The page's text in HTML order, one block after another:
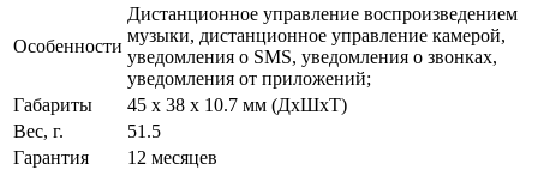
Особенности
Дистанционное управление воспроизведением
музыки, дистанционное управление камерой,
уведомления о SMS, уведомления о звонках,
уведомления от приложений;
Габариты
45 х 38 х 10.7 мм (ДхШхТ)
Вес, г.
51.5
Гарантия
12 месяцев